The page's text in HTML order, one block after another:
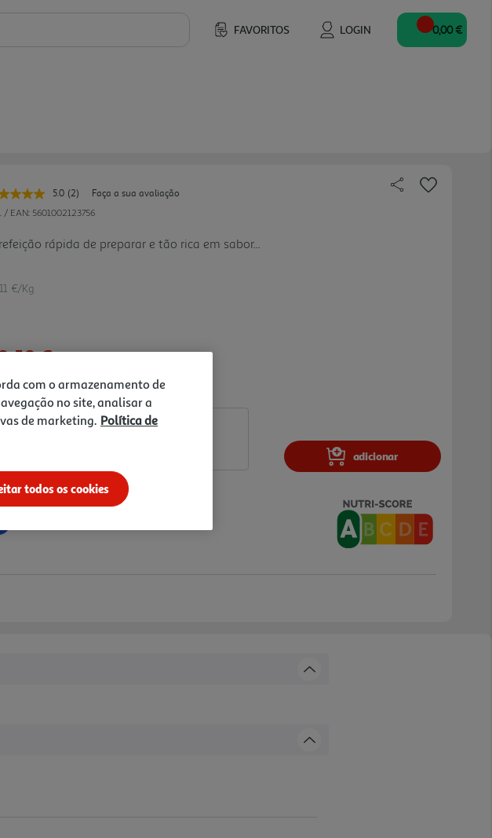
FAVORITOS LOGIN 0,00 €
5.0 Leu
2
Link
para
(2)
Faça a sua avaliação
/ EAN: 5601002123756
rápida de preparar e tão rica em sabor...
€/Kg
€
de preparação
adicionar
com o armazenamento de
no site, analisar a
de marketing. Política de
todos os cookies